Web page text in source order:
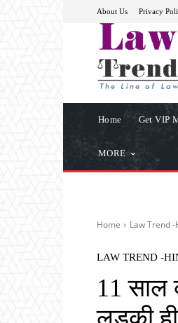
About Us Privacy
Home Get VIP
MORE
Home Law Trend -
LAW TREND -
11 साल